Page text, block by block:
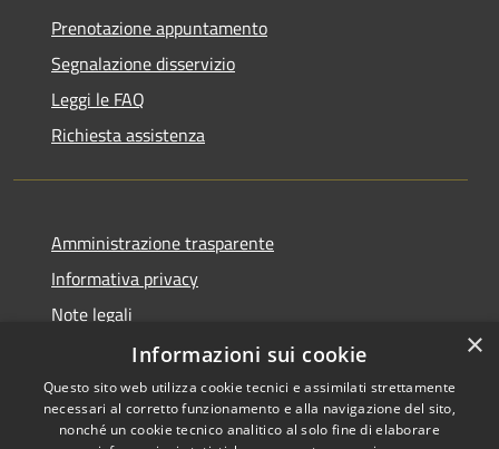
Prenotazione appuntamento
Segnalazione disservizio
Leggi le FAQ
Richiesta assistenza
Amministrazione trasparente
Informativa privacy
Note legali
Dichiarazione di accessibilità
×
Informazioni sui cookie
Questo sito web utilizza cookie tecnici e assimilati strettamente
necessari al corretto funzionamento e alla navigazione del sito,
nonché un cookie tecnico analitico al solo fine di elaborare